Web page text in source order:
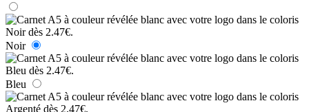
Noir
Bleu